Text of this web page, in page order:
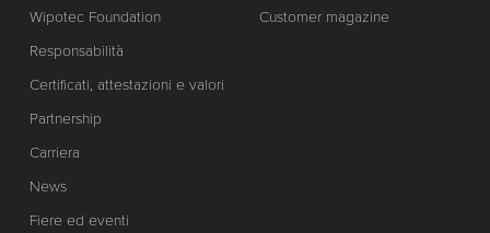
Wipotec Foundation
Responsabilità
Certificati, attestazioni e valori
Partnership
Carriera
News
Fiere ed eventi
Customer magazine